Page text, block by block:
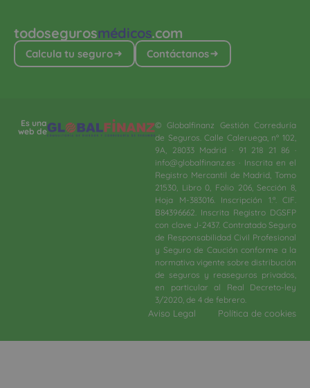
todosegurosmédicos.com
Calcula tu seguro Contáctanos
Es una
web de
© Globalfinanz Gestión Correduría
de Seguros. Calle Caleruega, nº 102,
9A, 28033 Madrid · 91 218 21 86 ·
info@globalfinanz.es · Inscrita en el
Registro Mercantil de Madrid, Tomo
21530, Libro 0, Folio 206, Sección 8,
Hoja M-383016. Inscripción 1.ª. CIF.
B84396662. Inscrita Registro DGSFP
con clave J-2437. Contratado Seguro
de Responsabilidad Civil Profesional
y Seguro de Caución conforme a la
normativa vigente sobre distribución
de seguros y reaseguros privados,
en particular al Real Decreto-ley
3/2020, de 4 de febrero.​
Aviso Legal Política de cookies